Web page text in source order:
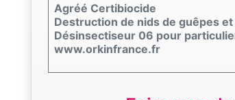
Agréé Certibiocide
Destruction de nids de guêpes
Désinsectiseur 06 pour
www.orkinfrance.fr